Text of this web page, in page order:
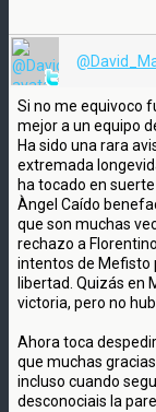
Si no me equivoco
mejor a un equipo
Ha sido una rara
extremada
ha tocado en
Àngel Caído
que son muchas
rechazo a
intentos de Mefisto
libertad. Quizás en
victoria, pero no
Ahora toca
que muchas
incluso cuando
desconociais la